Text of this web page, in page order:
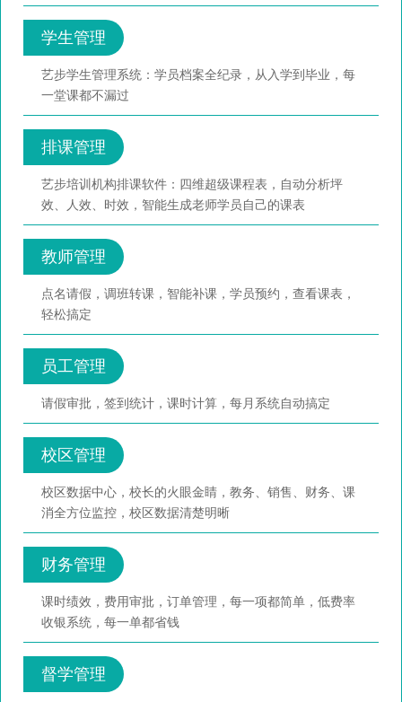
学生管理
艺步学生管理系统：学员档案全纪录，从入学到毕业，每
一堂课都不漏过
排课管理
艺步培训机构排课软件：四维超级课程表，自动分析坪
效、人效、时效，智能生成老师学员自己的课表
教师管理
点名请假，调班转课，智能补课，学员预约，查看课表，
轻松搞定
员工管理
请假审批，签到统计，课时计算，每月系统自动搞定
校区管理
校区数据中心，校长的火眼金睛，教务、销售、财务、课
消全方位监控，校区数据清楚明晰
财务管理
课时绩效，费用审批，订单管理，每一项都简单，低费率
收银系统，每一单都省钱
督学管理